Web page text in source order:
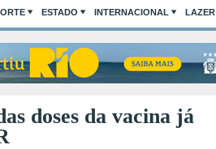
ESTADO INTERNACIONAL LAZER
doses da vacina já